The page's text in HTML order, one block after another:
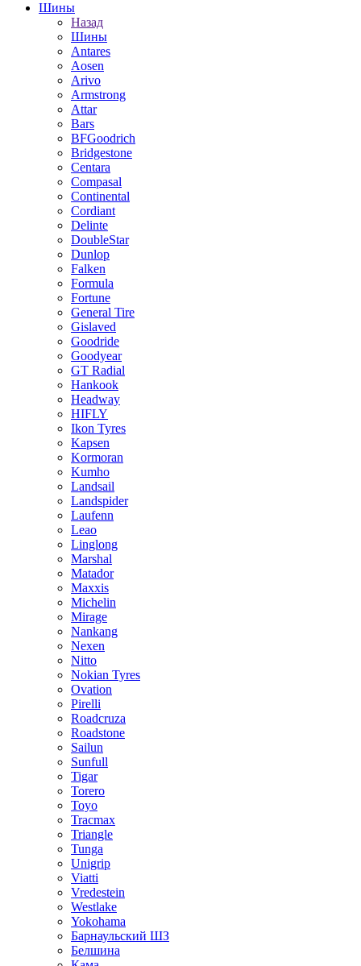
Шины
Назад
Шины
Antares
Aosen
Arivo
Armstrong
Attar
Bars
BFGoodrich
Bridgestone
Centara
Compasal
Continental
Cordiant
Delinte
DoubleStar
Dunlop
Falken
Formula
Fortune
General Tire
Gislaved
Goodride
Goodyear
GT Radial
Hankook
Headway
HIFLY
Ikon Tyres
Kapsen
Kormoran
Kumho
Landsail
Landspider
Laufenn
Leao
Linglong
Marshal
Matador
Maxxis
Michelin
Mirage
Nankang
Nexen
Nitto
Nokian Tyres
Ovation
Pirelli
Roadcruza
Roadstone
Sailun
Sunfull
Tigar
Torero
Toyo
Tracmax
Triangle
Tunga
Unigrip
Viatti
Vredestein
Westlake
Yokohama
Барнаульский ШЗ
Белшина